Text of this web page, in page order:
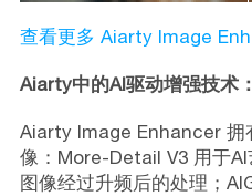
查看更多 Aiarty Image
Aiarty中的AI驱动增强技术：
Aiarty Image Enhancer 拥
像：More-Detail V3 用于
图像经过升频后的处理；